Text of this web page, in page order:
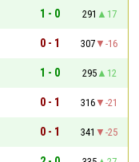
1 - 0 291
17
0 - 1 307
-16
1 - 0 295
12
0 - 1 316
-21
0 - 1 341
-25